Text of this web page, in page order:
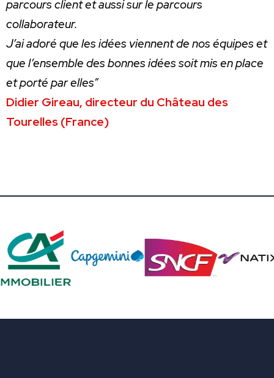
parcours client et aussi sur le parcours
collaborateur.
J’ai adoré que les idées viennent de nos équipes et
que l’ensemble des bonnes idées soit mis en place
et porté par elles”
Didier Gireau, directeur du Château des
Tourelles (France)